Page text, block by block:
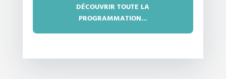
DÉCOUVRIR TOUTE LA
PROGRAMMATION...